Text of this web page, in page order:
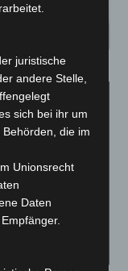
juristische
andere Stelle,
sich bei ihr um
die im
Unionsrecht
Daten